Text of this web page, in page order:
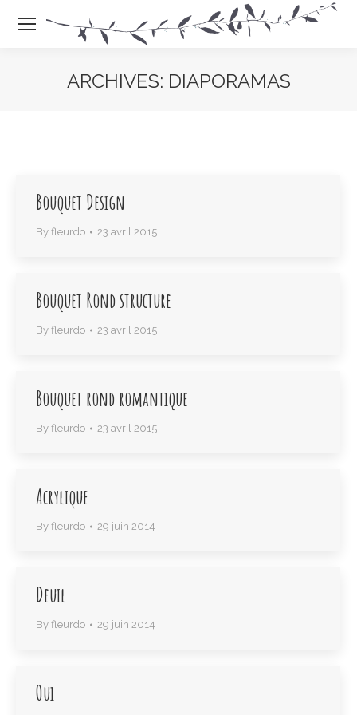
ARCHIVES: DIAPORAMAS
Bouquet Design
By fleurdo 23 avril 2015
Bouquet Rond structure
By fleurdo 23 avril 2015
Bouquet rond romantique
By fleurdo 23 avril 2015
Acrylique
By fleurdo 29 juin 2014
Deuil
By fleurdo 29 juin 2014
Oui